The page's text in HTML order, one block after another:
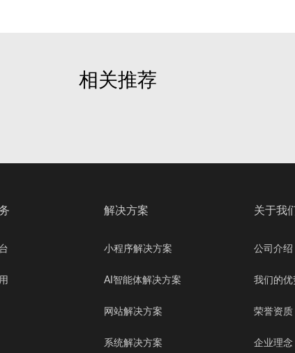
相关推荐
解决方案
小程序解决方案
AI智能体解决方案
网站解决方案
系统解决方案
关于我
公司介绍
我们的优
荣誉资质
企业理念